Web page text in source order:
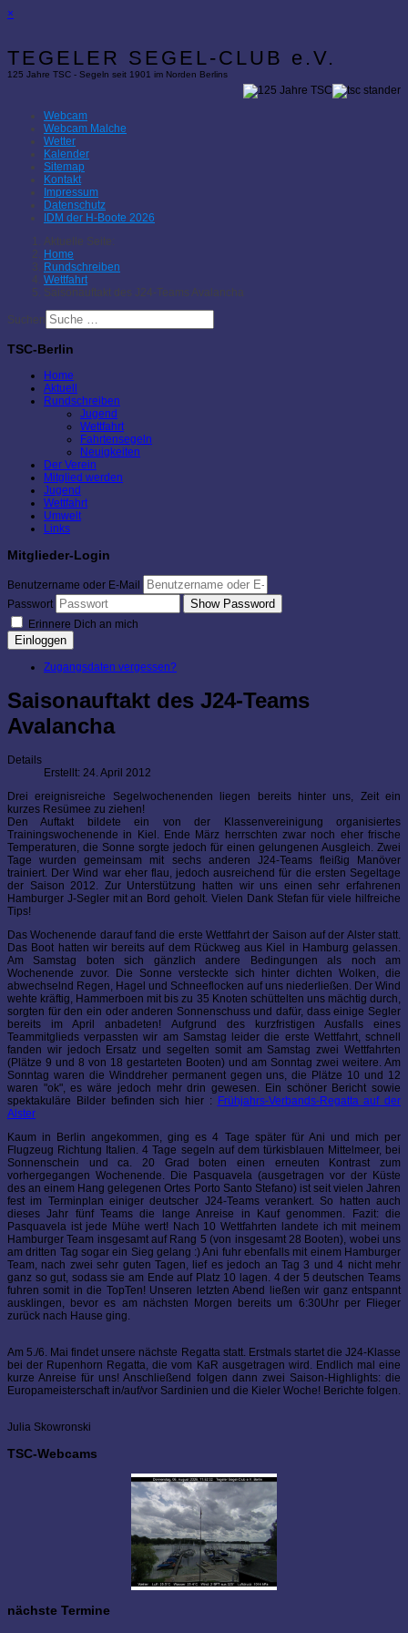
×
TEGELER SEGEL-CLUB e.V.
125 Jahre TSC - Segeln seit 1901 im Norden Berlins
Webcam
Webcam Malche
Wetter
Kalender
Sitemap
Kontakt
Impressum
Datenschutz
IDM der H-Boote 2026
Aktuelle Seite:
Home
Rundschreiben
Wettfahrt
Saisonauftakt des J24-Teams Avalancha
Suchen
TSC-Berlin
Home
Aktuell
Rundschreiben
Jugend
Wettfahrt
Fahrtensegeln
Neuigkeiten
Der Verein
Mitglied werden
Jugend
Wettfahrt
Umwelt
Links
Mitglieder-Login
Benutzername oder E-Mail
Passwort
Show Password
Erinnere Dich an mich
Einloggen
Zugangsdaten vergessen?
Saisonauftakt des J24-Teams
Avalancha
Details
Erstellt: 24. April 2012
Drei ereignisreiche Segelwochenenden liegen bereits hinter uns, Zeit ein
kurzes Resümee zu ziehen!
Den Auftakt bildete ein von der Klassenvereinigung organisiertes
Trainingswochenende in Kiel. Ende März herrschten zwar noch eher frische
Temperaturen, die Sonne sorgte jedoch für einen gelungenen Ausgleich. Zwei
Tage wurden gemeinsam mit sechs anderen J24-Teams fleißig Manöver
trainiert. Der Wind war eher flau, jedoch ausreichend für die ersten Segeltage
der Saison 2012. Zur Unterstützung hatten wir uns einen sehr erfahrenen
Hamburger J-Segler mit an Bord geholt. Vielen Dank Stefan für viele hilfreiche
Tips!
Das Wochenende darauf fand die erste Wettfahrt der Saison auf der Alster statt.
Das Boot hatten wir bereits auf dem Rückweg aus Kiel in Hamburg gelassen.
Am Samstag boten sich gänzlich andere Bedingungen als noch am
Wochenende zuvor. Die Sonne versteckte sich hinter dichten Wolken, die
abwechselnd Regen, Hagel und Schneeflocken auf uns niederließen. Der Wind
wehte kräftig, Hammerboen mit bis zu 35 Knoten schüttelten uns mächtig durch,
sorgten für den ein oder anderen Sonnenschuss und dafür, dass einige Segler
bereits im April anbadeten! Aufgrund des kurzfristigen Ausfalls eines
Teammitglieds verpassten wir am Samstag leider die erste Wettfahrt, schnell
fanden wir jedoch Ersatz und segelten somit am Samstag zwei Wettfahrten
(Plätze 9 und 8 von 18 gestarteten Booten) und am Sonntag zwei weitere. Am
Sonntag waren die Winddreher permanent gegen uns, die Plätze 10 und 12
waren "ok", es wäre jedoch mehr drin gewesen. Ein schöner Bericht sowie
spektakuläre Bilder befinden sich hier : Frühjahrs-Verbands-Regatta auf der
Alster
Kaum in Berlin angekommen, ging es 4 Tage später für Ani und mich per
Flugzeug Richtung Italien. 4 Tage segeln auf dem türkisblauen Mittelmeer, bei
Sonnenschein und ca. 20 Grad boten einen erneuten Kontrast zum
vorhergegangen Wochenende. Die Pasquavela (ausgetragen vor der Küste
des an einem Hang gelegenen Ortes Porto Santo Stefano) ist seit vielen Jahren
fest im Terminplan einiger deutscher J24-Teams verankert. So hatten auch
dieses Jahr fünf Teams die lange Anreise in Kauf genommen. Fazit: die
Pasquavela ist jede Mühe wert! Nach 10 Wettfahrten landete ich mit meinem
Hamburger Team insgesamt auf Rang 5 (von insgesamt 28 Booten), wobei uns
am dritten Tag sogar ein Sieg gelang :) Ani fuhr ebenfalls mit einem Hamburger
Team, nach zwei sehr guten Tagen, lief es jedoch an Tag 3 und 4 nicht mehr
ganz so gut, sodass sie am Ende auf Platz 10 lagen. 4 der 5 deutschen Teams
fuhren somit in die TopTen! Unseren letzten Abend ließen wir ganz entspannt
ausklingen, bevor es am nächsten Morgen bereits um 6:30Uhr per Flieger
zurück nach Hause ging.
Am 5./6. Mai findet unsere nächste Regatta statt. Erstmals startet die J24-Klasse
bei der Rupenhorn Regatta, die vom KaR ausgetragen wird. Endlich mal eine
kurze Anreise für uns! Anschließend folgen dann zwei Saison-Highlights: die
Europameisterschaft in/auf/vor Sardinien und die Kieler Woche! Berichte folgen.
Julia Skowronski
TSC-Webcams
nächste Termine